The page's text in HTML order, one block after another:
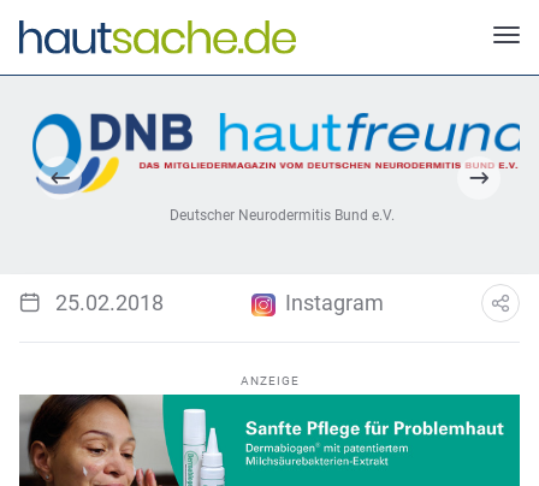
Deutscher Neurodermitis Bund e.V.
25.02.2018 Instagram
ANZEIGE